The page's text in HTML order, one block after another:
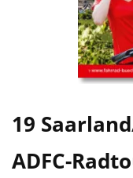
19
ADFC-